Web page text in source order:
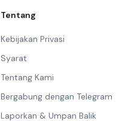
Tentang
Kebijakan Privasi
Syarat
Tentang Kami
Bergabung dengan Telegram
Laporkan & Umpan Balik